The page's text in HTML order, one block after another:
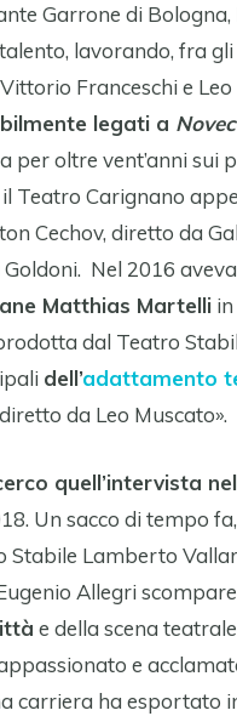
Garrone di
lavorando, fra
Franceschi e
legati a
per oltre vent’anni sui
Teatro Carignano
Cechov, diretto da
Nel 2016 aveva
Matthias Martelliin
dal Teatro
dell’adattamento
da Leo Muscato».
quell’intervista
Un sacco di tempo
Stabile Lamberto
Allegri scompare
e della scena
e
carriera ha esportato